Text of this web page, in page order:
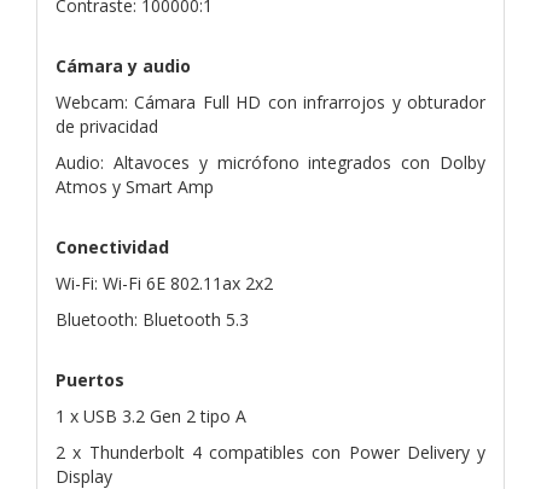
Contraste: 100000:1
Cámara y audio
Webcam: Cámara Full HD con infrarrojos y obturador
de privacidad
Audio: Altavoces y micrófono integrados con Dolby
Atmos y Smart Amp
Conectividad
Wi-Fi: Wi-Fi 6E 802.11ax 2x2
Bluetooth: Bluetooth 5.3
Puertos
1 x USB 3.2 Gen 2 tipo A
2 x Thunderbolt 4 compatibles con Power Delivery y
Display